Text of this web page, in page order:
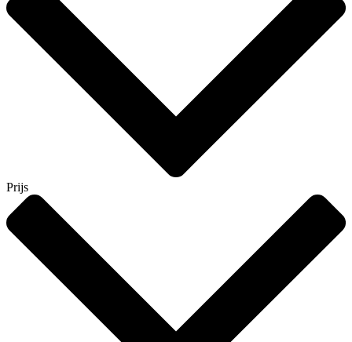
Prijs